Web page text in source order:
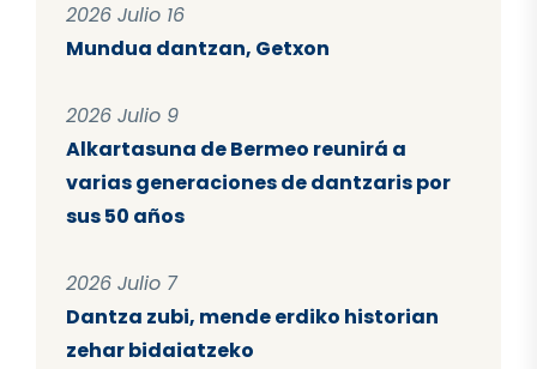
2026 Julio 16
Mundua dantzan, Getxon
2026 Julio 9
Alkartasuna de Bermeo reunirá a
varias generaciones de dantzaris por
sus 50 años
2026 Julio 7
Dantza zubi, mende erdiko historian
zehar bidaiatzeko